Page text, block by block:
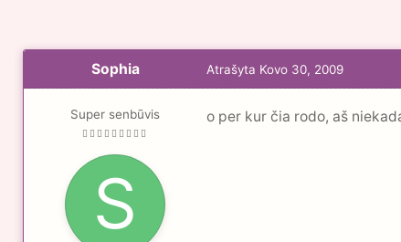
Sophia
Super senbūvis
Atrašyta Kovo 30, 2009
o per kur čia rodo, aš